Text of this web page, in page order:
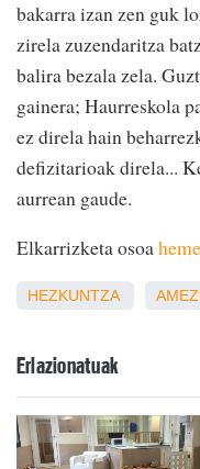
bakarra izan zen guk
zirela zuzendaritza
balira bezala zela.
gainera; Haurreskola
ez direla hain
defizitarioak direla...
aurrean gaude.
Elkarrizketa osoa
HEZKUNTZA
Erlazionatuak